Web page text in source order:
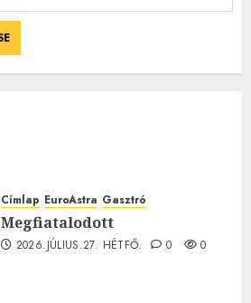
Címlap EuroAstra Gasztró
Megfiatalodott
2026.JÚLIUS.27. HÉTFŐ. 0 0